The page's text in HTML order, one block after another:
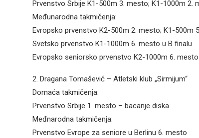
Prvenstvo Srbije K1-500m 3. mesto; K1-1000m 2.
Međunarodna takmičenja:
Evropsko prvenstvo K2-500m 2. mesto; K1-500m
Svetsko prvenstvo K1-1000m 6. mesto u B finalu
Evropsko seniorsko prvenstvo K2-1000m 6.
2. Dragana Tomašević – Atletski klub „Sirmijum“
Domaća takmičenja:
Prvenstvo Srbije 1. mesto – bacanje diska
Međnarodna takmičenja:
Prvenstvo Evrope za seniore u Berlinu 6. mesto